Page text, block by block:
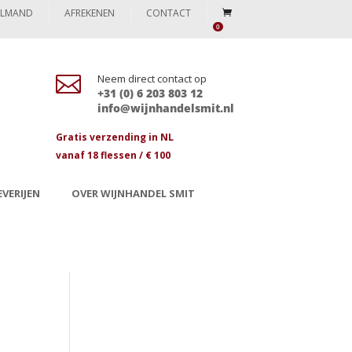
AFREKENEN CONTACT
0
 Neem direct contact op
+31 (0) 6 203 803 12
info@wijnhandelsmit.nl
Gratis verzending in NL
vanaf 18 flessen / € 100
OVER WIJNHANDEL SMIT